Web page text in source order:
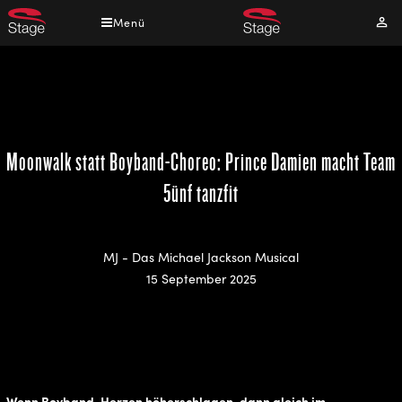
Direkt
zum
Menü
Moonwalk statt Boyband-Choreo: Prince Damien macht Team
5ünf tanzfit
MJ - Das Michael Jackson Musical
15 September 2025